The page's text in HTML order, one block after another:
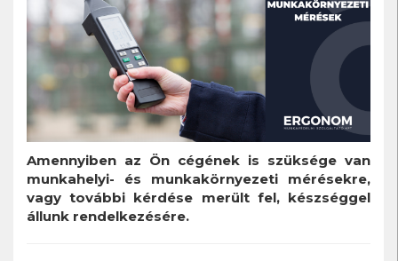
Amennyiben az Ön cégének is szüksége van
munkahelyi- és munkakörnyezeti mérésekre,
vagy további kérdése merült fel, készséggel
állunk rendelkezésére.